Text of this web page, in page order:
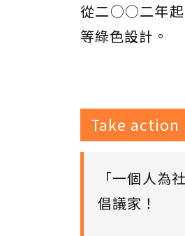
從二○○二年起
等綠色設計。
Take action
「一個人為
倡議家！